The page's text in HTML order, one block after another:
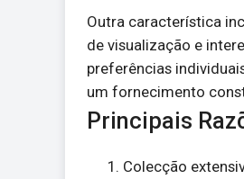
Outra característica
de visualização e
preferências
um fornecimento
Principais
Colecção